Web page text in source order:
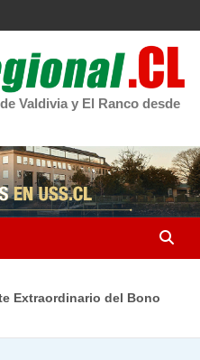
Valdivia y El Ranco desde
Extraordinario del Bono